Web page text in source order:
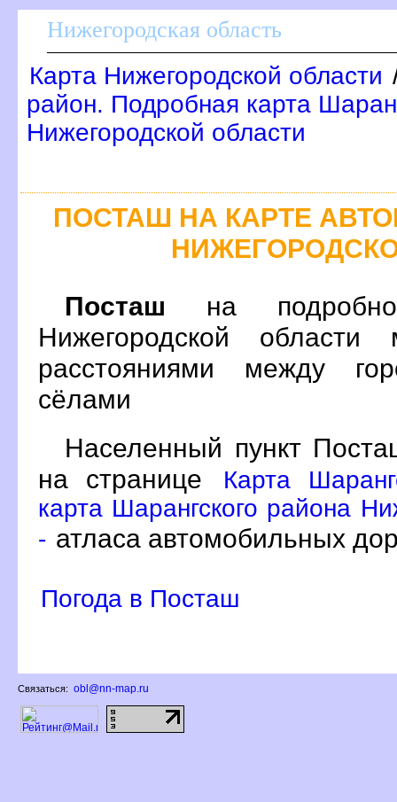
Нижегородская область
Карта Нижегородской области
район. Подробная карта
Нижегородской области
ПОСТАШ НА КАРТЕ
Посташ на
Нижегородской
расстояниями между
сёлами
Населенный пункт
на странице
Карта
карта Шарангского района
- атласа автомобильных
Погода в Посташ
Связаться: obl@nn-map.ru